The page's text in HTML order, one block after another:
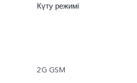
Күту режимі
2G GSM